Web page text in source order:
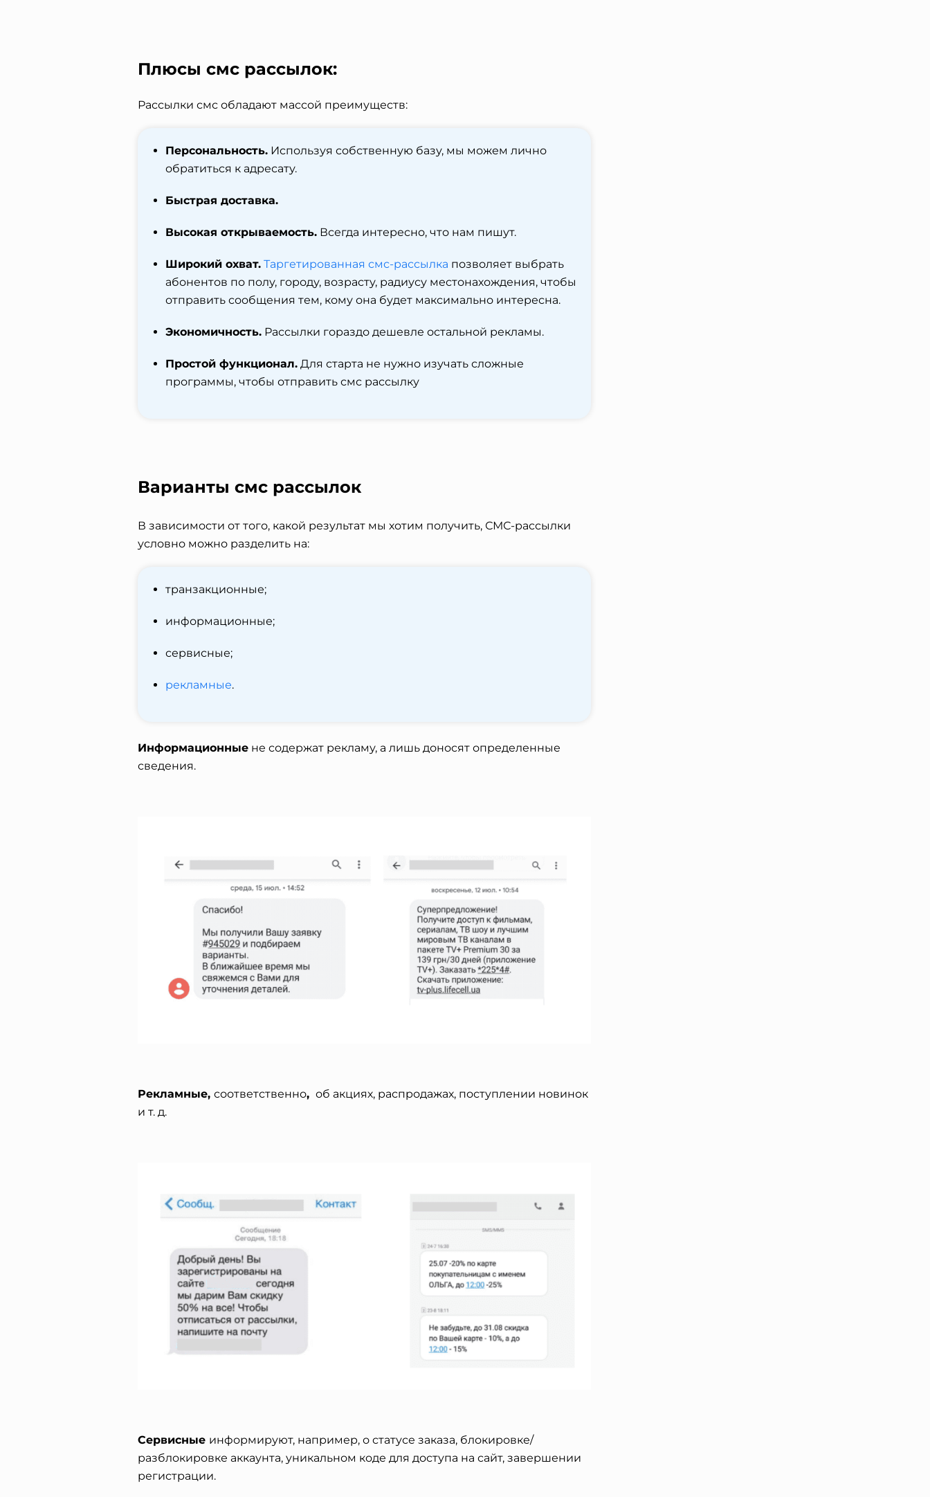
Плюсы смс рассылок:
Рассылки смс обладают массой преимуществ:
Персональность. Используя собственную базу, мы можем лично
обратиться к адресату.
Быстрая доставка.
Высокая открываемость. Всегда интересно, что нам пишут.
Широкий охват. Таргетированная смс-рассылка позволяет выбрать
абонентов по полу, городу, возрасту, радиусу местонахождения, чтобы
отправить сообщения тем, кому она будет максимально интересна.
Экономичность. Рассылки гораздо дешевле остальной рекламы.
Простой функционал. Для старта не нужно изучать сложные
программы, чтобы отправить смс рассылку
Варианты смс рассылок
В зависимости от того, какой результат мы хотим получить, СМС-рассылки
условно можно разделить на:
транзакционные;
информационные;
сервисные;
рекламные.
Информационные не содержат рекламу, а лишь доносят определенные
сведения.
Рекламные, соответственно, об акциях, распродажах, поступлении новинок
и т. д.
Сервисные информируют, например, о статусе заказа, блокировке/
разблокировке аккаунта, уникальном коде для доступа на сайт, завершении
регистрации.